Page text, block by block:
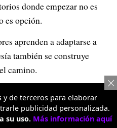
donde empezar no es
es opción.
aprenden a adaptarse a
también se construye
camino.
y el recorrido
y de terceros para elaborar
publicidad personalizada.
su uso. Más información aquí